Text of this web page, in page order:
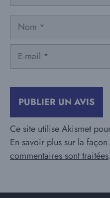
Nom
mail
Ce site utilise Akismet
En savoir plus sur la
commentaires sont traitées.